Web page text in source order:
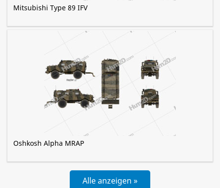
Mitsubishi Type 89 IFV
Oshkosh Alpha MRAP
Alle anzeigen »